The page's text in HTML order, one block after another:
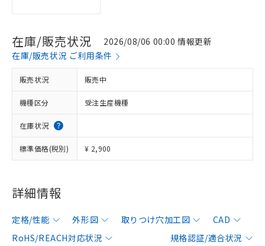
在庫/販売状況
2026/08/06 00:00 情報更新
在庫/販売状況 ご利用条件
販売状況 販売中
機種区分 受注生産機種
在庫状況
標準価格(税別) ¥ 2,900
詳細情報
定格/性能 外形図 取りつけ穴加工図
CAD
RoHS/REACH対応状況
規格認証/適合状況